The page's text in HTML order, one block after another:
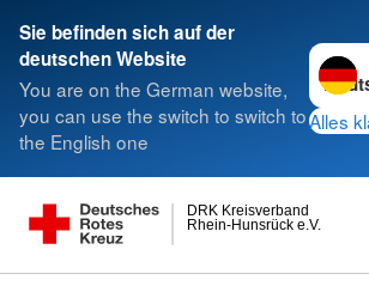
Sie befinden sich auf der
deutschen Website
You are on the German website,
you can use the switch to switch to
the English one
Alles
Rhein-Hunsrück e.V.
DRK Kreisverband